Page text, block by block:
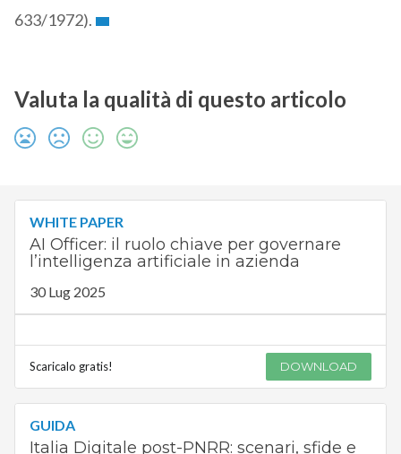
633/1972).
Valuta la qualità di questo articolo
WHITE PAPER
AI Officer: il ruolo chiave per governare
l’intelligenza artificiale in azienda
30 Lug 2025